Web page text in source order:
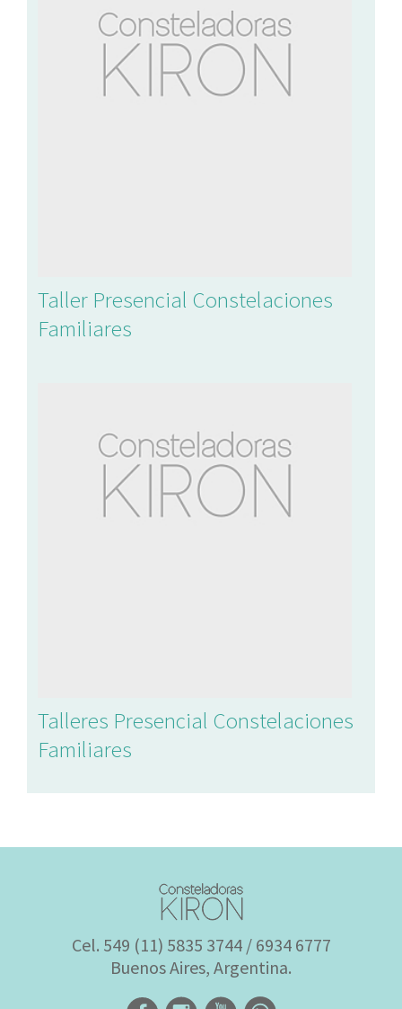
Taller Presencial Constelaciones
Familiares
Talleres Presencial Constelaciones
Familiares
Cel. 549 (11) 5835 3744 / 6934 6777
Buenos Aires, Argentina.